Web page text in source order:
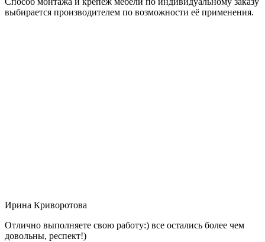
выбирается производителем по возможности её применения.
Ирина Криворотова
Отлично выполняете свою работу:) все остались более чем
довольны, респект!)